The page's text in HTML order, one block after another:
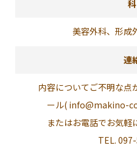
美容外科、形成
連
内容についてご不明な点
ール( info@makino-
またはお電話でお気軽
TEL.